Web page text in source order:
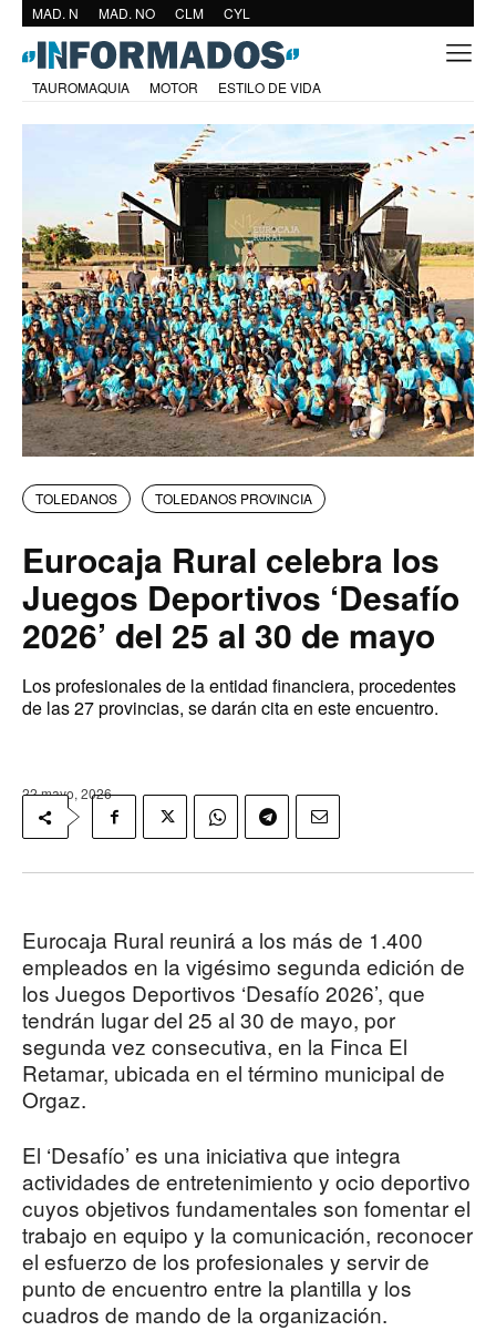
MAD. N MAD. NO CLM CYL
TAUROMAQUIA MOTOR ESTILO DE VIDA
TOLEDANOS TOLEDANOS PROVINCIA
Eurocaja Rural celebra los
Juegos Deportivos ‘Desafío
2026’ del 25 al 30 de mayo
Los profesionales de la entidad financiera, procedentes
de las 27 provincias, se darán cita en este encuentro.
22 mayo, 2026
Eurocaja Rural reunirá a los más de 1.400
empleados en la vigésimo segunda edición de
los Juegos Deportivos ‘Desafío 2026’, que
tendrán lugar del 25 al 30 de mayo, por
segunda vez consecutiva, en la Finca El
Retamar, ubicada en el término municipal de
Orgaz.
El ‘Desafío’ es una iniciativa que integra
actividades de entretenimiento y ocio deportivo
cuyos objetivos fundamentales son fomentar el
trabajo en equipo y la comunicación, reconocer
el esfuerzo de los profesionales y servir de
punto de encuentro entre la plantilla y los
cuadros de mando de la organización.